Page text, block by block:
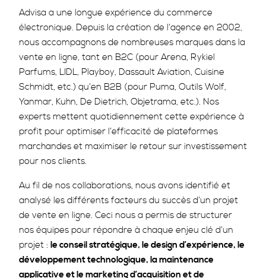
Advisa a une longue expérience du commerce
électronique. Depuis la création de l’agence en 2002,
nous accompagnons de nombreuses marques dans la
vente en ligne, tant en B2C (pour Arena, Rykiel
Parfums, LIDL, Playboy, Dassault Aviation, Cuisine
Schmidt, etc.) qu’en B2B (pour Puma, Outils Wolf,
Yanmar, Kuhn, De Dietrich, Objetrama, etc.). Nos
experts mettent quotidiennement cette expérience à
profit pour optimiser l’efficacité de plateformes
marchandes et maximiser le retour sur investissement
pour nos clients.
Au fil de nos collaborations, nous avons identifié et
analysé les différents facteurs du succès d’un projet
de vente en ligne. Ceci nous a permis de structurer
nos équipes pour répondre à chaque enjeu clé d’un
projet : le conseil stratégique, le design d’expérience, le
développement technologique, la maintenance
applicative et le marketing d’acquisition et de